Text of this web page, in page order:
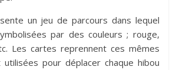
un jeu de parcours dans lequel
par des couleurs ; rouge,
Les cartes reprennent ces mêmes
pour déplacer chaque hibou